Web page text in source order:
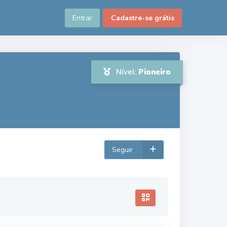
Entrar Cadastre-se grátis
Nível: Pioneiro
Seguir